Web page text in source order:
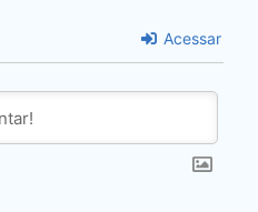
Acessar